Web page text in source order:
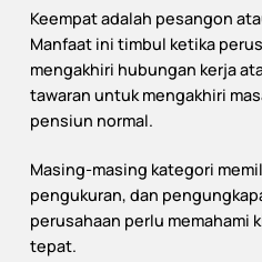
Keempat adalah pesangon
Manfaat ini timbul ketika
mengakhiri hubungan kerja
tawaran untuk mengakhiri
pensiun normal.
Masing-masing kategori
pengukuran, dan
perusahaan perlu memahami
tepat.